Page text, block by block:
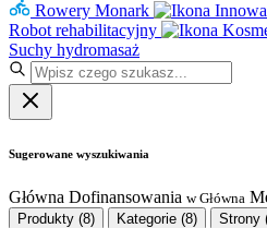
Rowery Monark
Robot rehabilitacyjny
Suchy hydromasaż
Sugerowane wyszukiwania
Główna Dofinansowania w Główna
Produkty (8) Kategorie (8) Strony